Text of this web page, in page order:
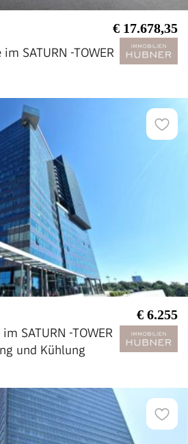
€ 17.678,35
SATURN -TOWER
€ 6.255
SATURN -TOWER
und Kühlung